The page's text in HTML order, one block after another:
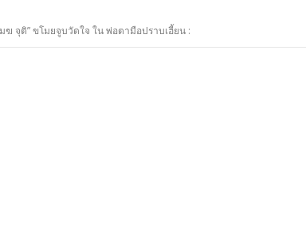
ฆ จุติ” ขโมยจูบวัดใจ ใน พ่อตามือปราบเฮี้ยน :